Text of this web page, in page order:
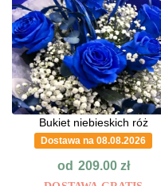
Bukiet niebieskich róż
Dostawa na 08.08.2026
od 209.00 zł